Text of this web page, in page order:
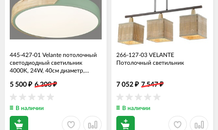
445-427-01 Velante потолочный
светодиодный светильник
4000K, 24W, 40см диаметр,
5 500 ₽ 6 200₽
В наличии
266-127-03 VELANTE
Потолочный светильник
7 052 ₽ 7 547₽
В наличии